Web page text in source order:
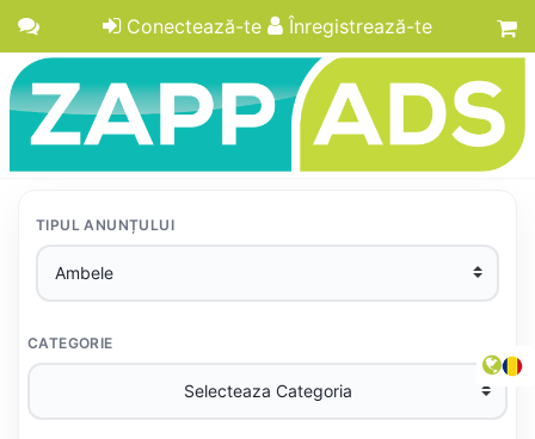
Conectează-te Înregistrează-te
TIPUL ANUNȚULUI
CATEGORIE